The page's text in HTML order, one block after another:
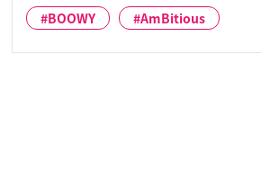
BOOWY
AmBitious